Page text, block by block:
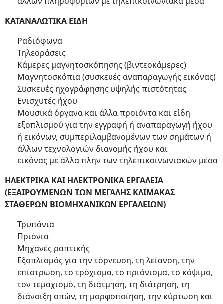
ΚΑΤΑΝΑΛΩΤΙΚΑ ΕΙΔΗ
Ραδιόφωνα
Τηλεοράσεις
Κάμερες μαγνητοσκόπησης (βιντεοκάμερες)
Μαγνητοσκόπια (συσκευές αναπαραγωγής εικόνας)
Συσκευές ηχογράφησης υψηλής πιστότητας
Ενισχυτές ήχου
Μουσικά όργανα και άλλα προϊόντα και είδη
εξοπλισμού για την εγγραφή ή αναπαραγωγή ήχου
ή εικόνων, συμπεριλαμβανομένων των σημάτων ή
άλλων τεχνολογιών διανομής ήχου και
εικόνας με άλλα πλην των τηλεπικοινωνιακών μέσα
ΗΛΕΚΤΡΙΚΑ ΚΑΙ ΗΛΕΚΤΡΟΝΙΚΑ ΕΡΓΑΛΕΙΑ
(ΕΞΑΙΡΟΥΜΕΝΩΝ ΤΩΝ ΜΕΓΑΛΗΣ ΚΛΙΜΑΚΑΣ
ΣΤΑΘΕΡΩΝ ΒΙΟΜΗΧΑΝΙΚΩΝ ΕΡΓΑΛΕΙΩΝ)
Τρυπάνια
Πριόνια
Μηχανές ραπτικής
Εξοπλισμός για την τόρνευση, τη λείανση, την
επίστρωση, το τρόχισμα, το πριόνισμα, το κόψιμο,
τον τεμαχισμό, τη διάτμηση, τη διάτρηση, τη
διάνοιξη οπών, τη μορφοποίηση, την κύρτωση και